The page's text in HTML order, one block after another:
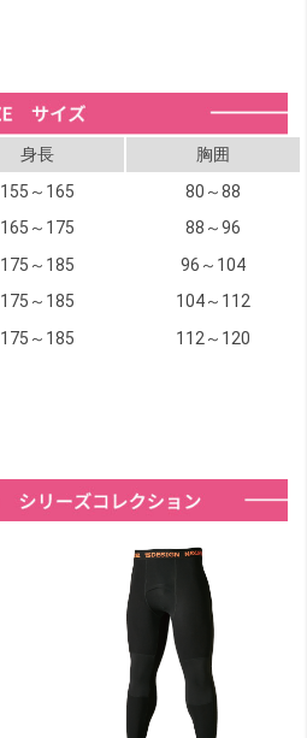
身長
胸囲
155～165
80～88
165～175
88～96
175～185
96～104
175～185
104～112
175～185 112～120